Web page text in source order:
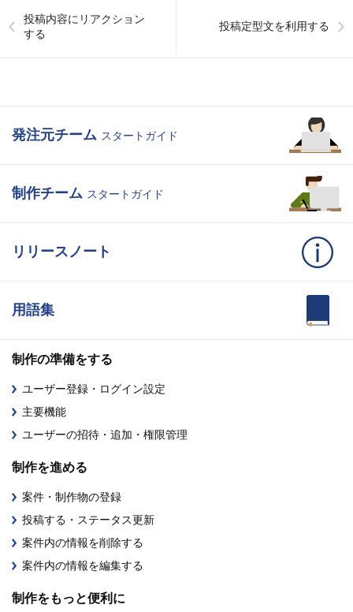
投稿内容にリアクション
する
投稿定型文を利用する
発注元チーム スタートガイド
制作チーム スタートガイド
リリースノート
用語集
制作の準備をする
ユーザー登録・ログイン設定
主要機能
ユーザーの招待・追加・権限管理
制作を進める
案件・制作物の登録
投稿する・ステータス更新
案件内の情報を削除する
案件内の情報を編集する
制作をもっと便利に